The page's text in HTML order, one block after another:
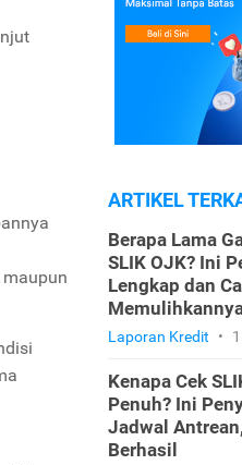
ARTIKEL
Berapa Lama
SLIK OJK? Ini
Lengkap dan
Laporan Kredit •
Kenapa Cek
Penuh? Ini
Jadwal
Berhasil